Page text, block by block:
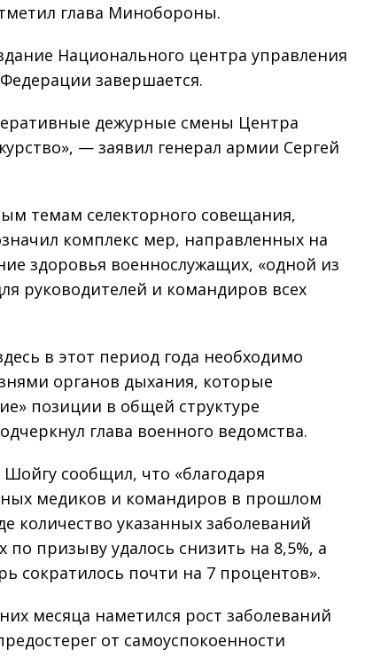
глава Минобороны.
Национального центра управления
завершается.
дежурные смены Центра
— заявил генерал армии Сергей
темам селекторного совещания,
комплекс мер, направленных на
здоровья военнослужащих, «одной из
руководителей и командиров всех
в этот период года необходимо
органов дыхания, которые
позиции в общей структуре
глава военного ведомства.
сообщил, что «благодаря
медиков и командиров в прошлом
количество указанных заболеваний
призыву удалось снизить на 8,5%, а
сократилось почти на 7 процентов».
месяца наметился рост заболеваний
от самоуспокоенности